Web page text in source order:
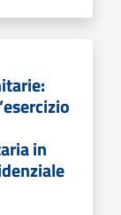
in